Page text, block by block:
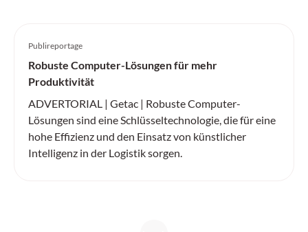
Publireportage
Robuste Computer-Lösungen für mehr
Produktivität
ADVERTORIAL | Getac | Robuste Computer-
Lösungen sind eine Schlüsseltechnologie, die für eine
hohe Effizienz und den Einsatz von künstlicher
Intelligenz in der Logistik sorgen.